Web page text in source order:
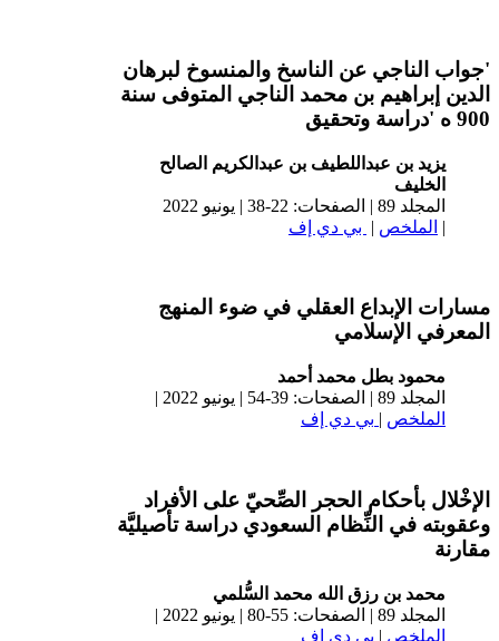
'جواب الناجي عن الناسخ والمنسوخ لبرهان
الدين إبراهيم بن محمد الناجي المتوفى سنة
900 ه 'دراسة وتحقيق
يزيد بن عبداللطيف بن عبدالكريم الصالح
الخليف
المجلد 89 | الصفحات: 22-38 | يونيو 2022
| الملخص | بي دي إف
مسارات الإبداع العقلي في ضوء المنهج
المعرفي الإسلامي
محمود بطل محمد أحمد
المجلد 89 | الصفحات: 39-54 | يونيو 2022 |
الملخص | بي دي إف
الإخْلال بأحكام الحجر الصِّحيّ على الأفراد
وعقوبته في النِّظام السعودي دراسة تأصيليَّة
مقارنة
محمد بن رزق الله محمد السُّلمي
المجلد 89 | الصفحات: 55-80 | يونيو 2022 |
الملخص | بي دي إف